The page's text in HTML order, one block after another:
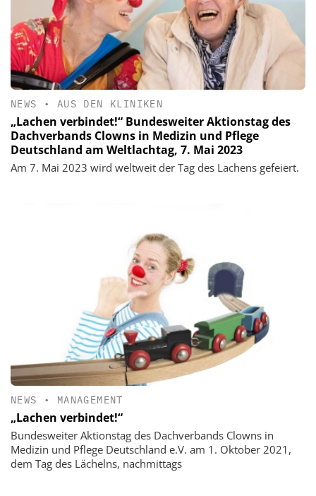
NEWS • AUS DEN KLINIKEN
„Lachen verbindet!“ Bundesweiter Aktionstag des
Dachverbands Clowns in Medizin und Pflege
Deutschland am Weltlachtag, 7. Mai 2023
Am 7. Mai 2023 wird weltweit der Tag des Lachens gefeiert.
NEWS • MANAGEMENT
„Lachen verbindet!“
Bundesweiter Aktionstag des Dachverbands Clowns in
Medizin und Pflege Deutschland e.V. am 1. Oktober 2021,
dem Tag des Lächelns, nachmittags